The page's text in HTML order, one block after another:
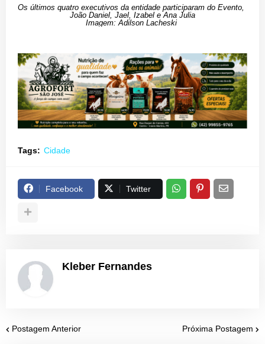
Os últimos quatro executivos da entidade participaram do Evento,
João Daniel, Jael, Izabel e Ana Julia
Imagem: Adilson Lacheski
Tags: Cidade
Facebook Twitter
Kleber Fernandes
Postagem Anterior Próxima Postagem